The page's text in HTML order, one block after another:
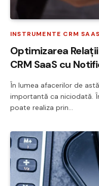
INSTRUMENTE CRM SAAS
Optimizarea
CRM SaaS cu
În lumea afacerilor de
importantă ca niciodată.
poate realiza prin…